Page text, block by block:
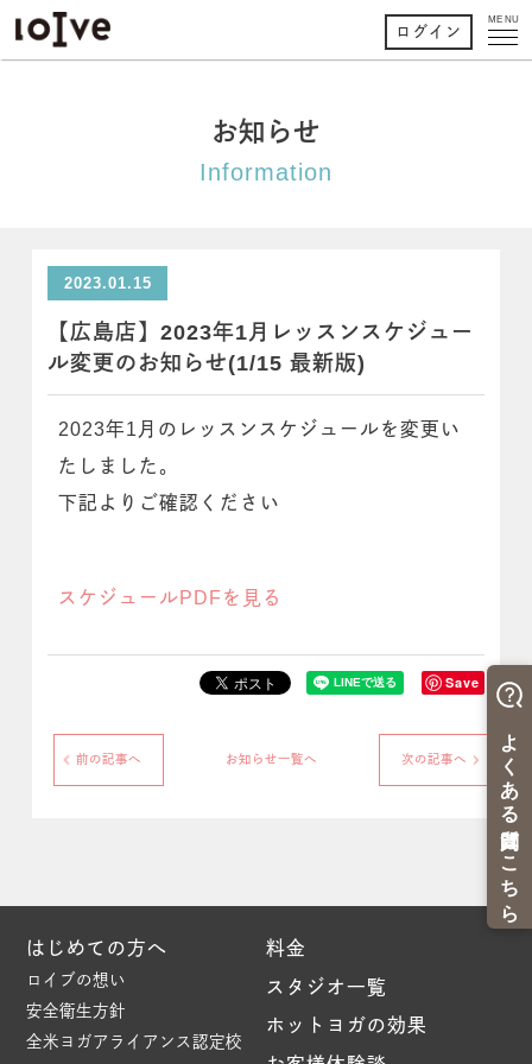
MENU
ログイン
お知らせ
Information
2023.01.15
【広島店】2023年1月レッスンスケジュー
ル変更のお知らせ(1/15 最新版)
2023年1月のレッスンスケジュールを変更い
たしました。
下記よりご確認ください
スケジュールPDFを見る
Save
前の記事へ お知らせ一覧へ 次の記事へ
はじめての方へ
ロイブの想い
安全衛生方針
全米ヨガアライアンス認定校
料金
スタジオ一覧
ホットヨガの効果